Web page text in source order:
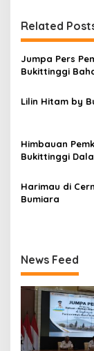
s
i
p
s
Related
Jumpa Pers
Bukittinggi
Kampus UFDK
Lilin Hitam by
Himbauan
Bukittinggi
Tahun ke-81
Republik
Harimau di
Bumiara
News Feed